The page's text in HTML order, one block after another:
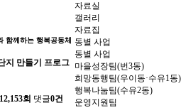
자료실
갤러리
자료집
동별 사업
동별 사업
마을성장팀(번3동)
희망동행팀(우이동·수유1동)
행복나눔팀(수유2동)
운영지원팀
함께하는 행복공동체
지 만들기 프로그
12,153회 댓글0건